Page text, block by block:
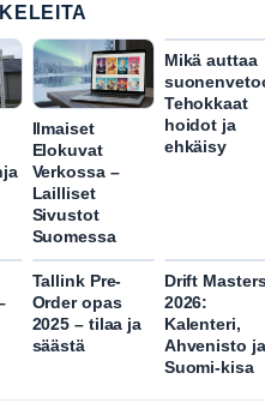
Ilmaiset
Elokuvat
Verkossa –
Lailliset
Sivustot
Suomessa
Mikä auttaa
Tehokkaat
hoidot ja
ehkäisy
Tallink Pre-
Order opas
2025 – tilaa ja
säästä
Drift
2026:
Kalenteri,
Ahvenisto ja
Suomi-kisa